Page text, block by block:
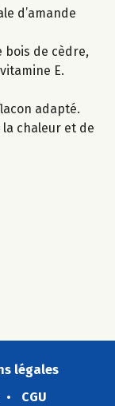
d’amande
bois de cèdre,
E.
adapté.
chaleur et de
légales
CGU